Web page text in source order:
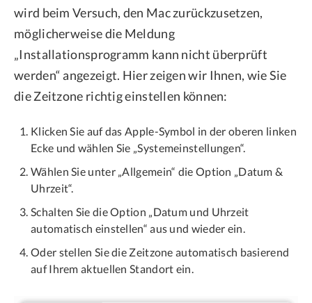
wird beim Versuch, den Mac zurückzusetzen,
möglicherweise die Meldung
„Installationsprogramm kann nicht überprüft
werden“ angezeigt. Hier zeigen wir Ihnen, wie Sie
die Zeitzone richtig einstellen können:
Klicken Sie auf das Apple-Symbol in der oberen linken
Ecke und wählen Sie „Systemeinstellungen“.
Wählen Sie unter „Allgemein“ die Option „Datum &
Uhrzeit“.
Schalten Sie die Option „Datum und Uhrzeit
automatisch einstellen“ aus und wieder ein.
Oder stellen Sie die Zeitzone automatisch basierend
auf Ihrem aktuellen Standort ein.